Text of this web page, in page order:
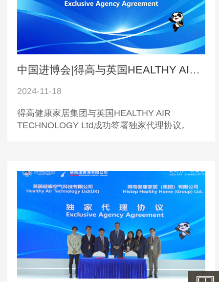
中国进博会|得高与英国HEALTHY AIR TECHNOLOGY公司成功签署独家代理协议！
2024-11-18
得高健康家居集团与英国HEALTHY AIR
TECHNOLOGY Ltd成功签署独家代理协议。